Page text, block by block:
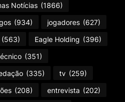
Notícias (1866)
(934) jogadores (627)
(563) Eagle Holding (396)
(351)
(335) tv (259)
(208) entrevista (202)